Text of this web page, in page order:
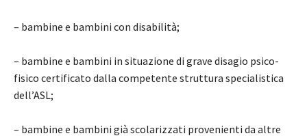
– bambine e bambini con disabilità;
– bambine e bambini in situazione di grave disagio psico-
fisico certificato dalla competente struttura specialistica
dell’ASL;
– bambine e bambini già scolarizzati provenienti da altre